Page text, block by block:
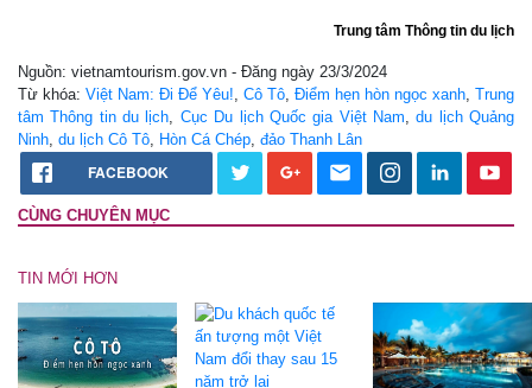
Trung tâm Thông tin du lịch
Nguồn: vietnamtourism.gov.vn - Đăng ngày 23/3/2024
Từ khóa: Việt Nam: Đi Để Yêu!, Cô Tô, Điểm hẹn hòn ngọc xanh, Trung
tâm Thông tin du lịch, Cục Du lịch Quốc gia Việt Nam,du lịch Quảng
Ninh, du lịch Cô Tô, Hòn Cá Chép, đảo Thanh Lân
FACEBOOK
CÙNG CHUYÊN MỤC
TIN MỚI HƠN